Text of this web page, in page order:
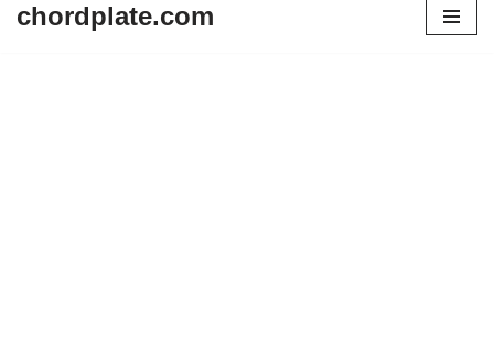
chordplate.com